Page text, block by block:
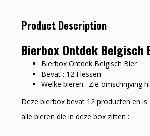
Product Description
Bierbox Ontdek Belgisch
Bierbox Ontdek Belgisch Bier
Bevat : 12 Flessen
Welke bieren : Zie omschrijving
Deze bierbox bevat 12 producten en
alle bieren die in deze box zitten :